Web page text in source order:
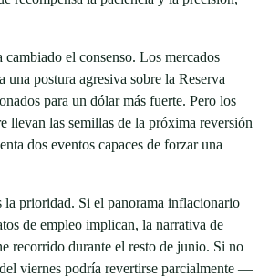
cambiado el consenso. Los mercados
una postura agresiva sobre la Reserva
para un dólar más fuerte. Pero los
llevan las semillas de la próxima reversión
dos eventos capaces de forzar una
la prioridad. Si el panorama inflacionario
de empleo implican, la narrativa de
recorrido durante el resto de junio. Si no
viernes podría revertirse parcialmente —